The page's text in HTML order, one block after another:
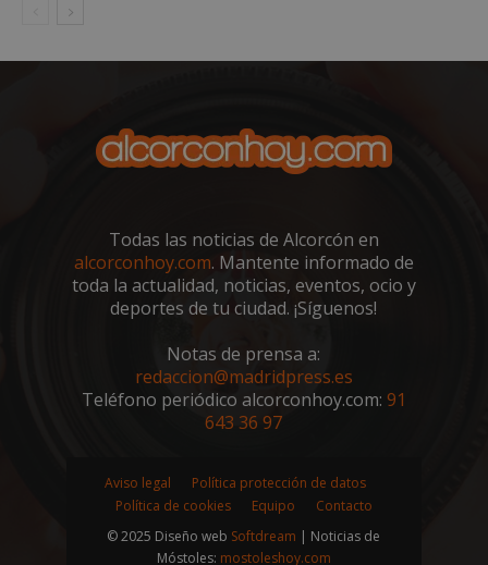
Todas las noticias de Alcorcón en
alcorconhoy.com. Mantente informado de
toda la actualidad, noticias, eventos, ocio y
deportes de tu ciudad. ¡Síguenos!
Notas de prensa a:
redaccion@madridpress.es
Teléfono periódico alcorconhoy.com: 91
643 36 97
Aviso legal
Política protección de datos
Política de cookies
Equipo
Contacto
© 2025 Diseño web Softdream | Noticias de
Móstoles: mostoleshoy.com
sp_landing
Spotify Inc.
.spotify.com
.youtube.com